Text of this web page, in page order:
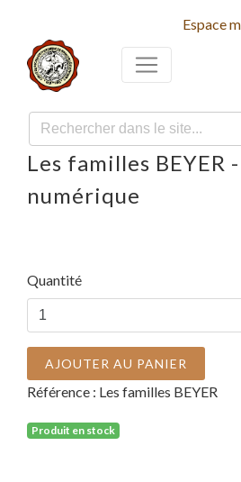
Espace
Les familles BEYER
numérique
Quantité
AJOUTER AU PANIER
Référence : Les familles BEYER
Produit en stock